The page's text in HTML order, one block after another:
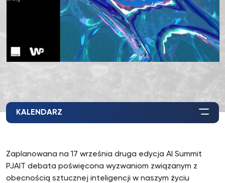
KALENDARZ
Zaplanowana na 17 września druga edycja AI Summit
PJAIT debata poświęcona wyzwaniom związanym z
obecnością sztucznej inteligencji w naszym życiu